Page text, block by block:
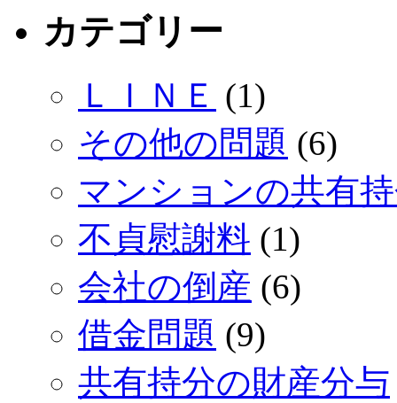
カテゴリー
ＬＩＮＥ (1)
その他の問題 (6)
マンションの共有
不貞慰謝料 (1)
会社の倒産 (6)
借金問題 (9)
共有持分の財産分与